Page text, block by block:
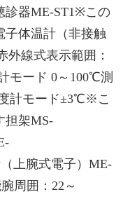
診器ME-ST1※この
子体温計（非接触
外線式表示範囲：
モード 0～100℃測
計モード±3℃※こ
担架MS-
上腕式電子）ME-
周囲：22～